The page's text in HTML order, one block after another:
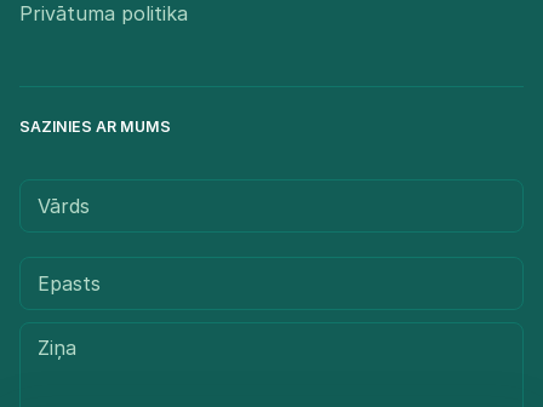
Privātuma politika
SAZINIES AR MUMS